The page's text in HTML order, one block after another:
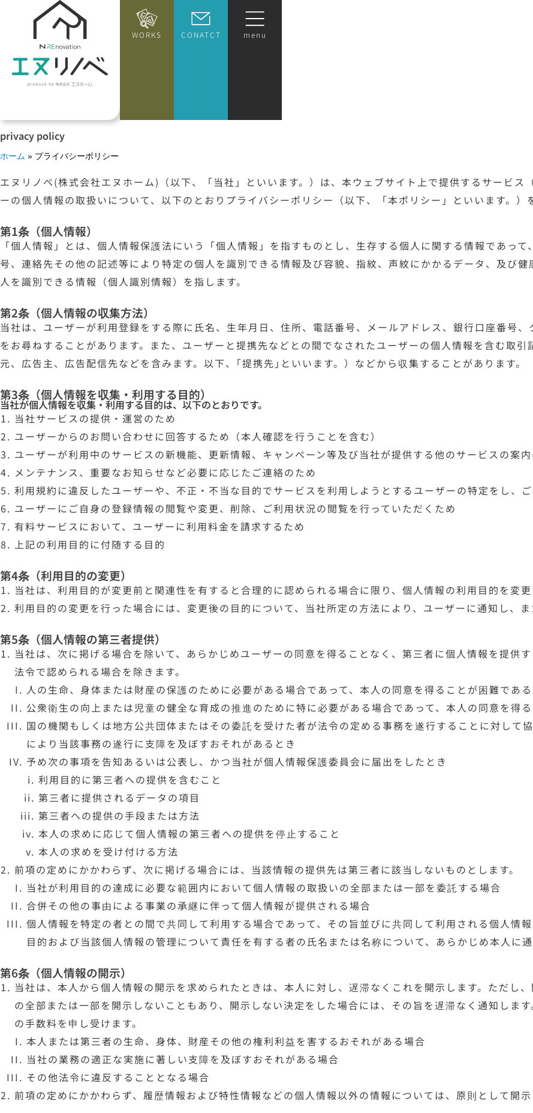
WORKS CONATCT menu
privacy policy
ホーム » プライバシーポリシー
エヌリノベ(株式会社エヌホーム)（以下、「当社」といいます。）は、本ウェブサイト上で提供するサービス
ーの個人情報の取扱いについて、以下のとおりプライバシーポリシー（以下、「本ポリシー」といいます。）
第1条（個人情報）
「個人情報」とは、個人情報保護法にいう「個人情報」を指すものとし、生存する個人に関する情報であっ
号、連絡先その他の記述等により特定の個人を識別できる情報及び容貌、指紋、声紋にかかるデータ、及び
人を識別できる情報（個人識別情報）を指します。
第2条（個人情報の収集方法）
当社は、ユーザーが利用登録をする際に氏名、生年月日、住所、電話番号、メールアドレス、銀行口座番号
をお尋ねすることがあります。また、ユーザーと提携先などとの間でなされたユーザーの個人情報を含む取
元、広告主、広告配信先などを含みます。以下、｢提携先｣といいます。）などから収集することがあります。
第3条（個人情報を収集・利用する目的）
当社が個人情報を収集・利用する目的は、以下のとおりです。
当社サービスの提供・運営のため
ユーザーからのお問い合わせに回答するため（本人確認を行うことを含む）
ユーザーが利用中のサービスの新機能、更新情報、キャンペーン等及び当社が提供する他のサービスの案
メンテナンス、重要なお知らせなど必要に応じたご連絡のため
利用規約に違反したユーザーや、不正・不当な目的でサービスを利用しようとするユーザーの特定をし、
ユーザーにご自身の登録情報の閲覧や変更、削除、ご利用状況の閲覧を行っていただくため
有料サービスにおいて、ユーザーに利用料金を請求するため
上記の利用目的に付随する目的
第4条（利用目的の変更）
当社は、利用目的が変更前と関連性を有すると合理的に認められる場合に限り、個人情報の利用目的を変更
利用目的の変更を行った場合には、変更後の目的について、当社所定の方法により、ユーザーに通知し、
第5条（個人情報の第三者提供）
当社は、次に掲げる場合を除いて、あらかじめユーザーの同意を得ることなく、第三者に個人情報を提供
法令で認められる場合を除きます。
人の生命、身体または財産の保護のために必要がある場合であって、本人の同意を得ることが困難である
公衆衛生の向上または児童の健全な育成の推進のために特に必要がある場合であって、本人の同意を得
国の機関もしくは地方公共団体またはその委託を受けた者が法令の定める事務を遂行することに対して
により当該事務の遂行に支障を及ぼすおそれがあるとき
予め次の事項を告知あるいは公表し、かつ当社が個人情報保護委員会に届出をしたとき
利用目的に第三者への提供を含むこと
第三者に提供されるデータの項目
第三者への提供の手段または方法
本人の求めに応じて個人情報の第三者への提供を停止すること
本人の求めを受け付ける方法
前項の定めにかかわらず、次に掲げる場合には、当該情報の提供先は第三者に該当しないものとします。
当社が利用目的の達成に必要な範囲内において個人情報の取扱いの全部または一部を委託する場合
合併その他の事由による事業の承継に伴って個人情報が提供される場合
個人情報を特定の者との間で共同して利用する場合であって、その旨並びに共同して利用される個人情
目的および当該個人情報の管理について責任を有する者の氏名または名称について、あらかじめ本人に
第6条（個人情報の開示）
当社は、本人から個人情報の開示を求められたときは、本人に対し、遅滞なくこれを開示します。ただし
の全部または一部を開示しないこともあり、開示しない決定をした場合には、その旨を遅滞なく通知しま
の手数料を申し受けます。
本人または第三者の生命、身体、財産その他の権利利益を害するおそれがある場合
当社の業務の適正な実施に著しい支障を及ぼすおそれがある場合
その他法令に違反することとなる場合
前項の定めにかかわらず、履歴情報および特性情報などの個人情報以外の情報については、原則として開示